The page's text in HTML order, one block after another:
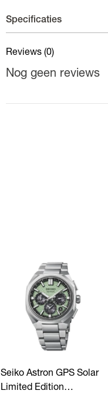
fabricagefouten aan het
Specificaties
Materiaal band
Gangreserve
10
Kenmerken
Uurwerken
Reviews (0)
Nog geen reviews
Seiko Astron GPS Solar
Limited Edition